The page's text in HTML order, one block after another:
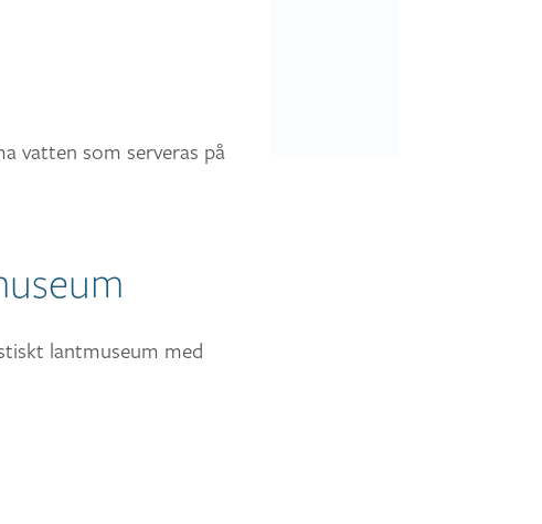
vatten som serveras på
lantmuseum med